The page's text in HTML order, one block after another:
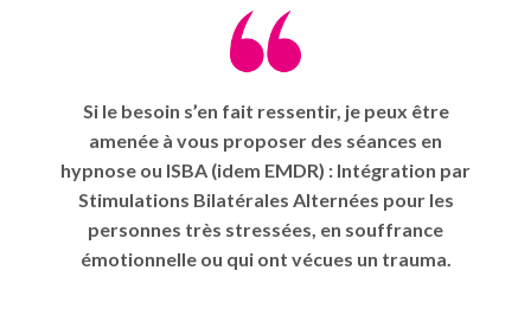
Si le besoin s’en fait ressentir, je peux être
amenée à vous proposer des séances en
hypnose ou ISBA (idem EMDR) : Intégration par
Stimulations Bilatérales Alternées pour les
personnes très stressées, en souffrance
émotionnelle ou qui ont vécues un trauma.